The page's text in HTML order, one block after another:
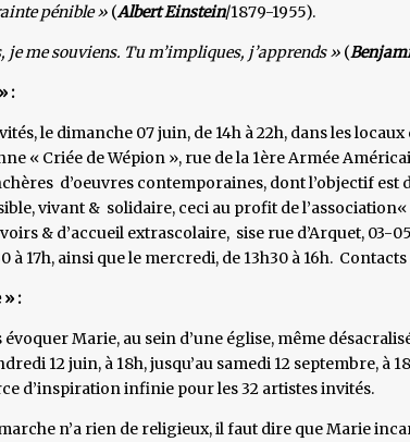
pénible » (Albert Einstein/1879-1955).
je me souviens. Tu m’impliques, j’apprends » (
:
le dimanche 07 juin, de 14h à 22h, dans les
« Criée de Wépion », rue de la 1ère Armée
d’oeuvres contemporaines, dont l’objectif est
vivant & solidaire, ceci au profit de
& d’accueil extrascolaire, sise rue d’Arquet, 03-
à 17h, ainsi que le mercredi, de 13h30 à 16h. Contacts
:
Marie, au sein d’une église, même
12 juin, à 18h, jusqu’au samedi 12 septembre, à
d’inspiration infinie pour les 32 artistes invités.
n’a rien de religieux, il faut dire que Marie